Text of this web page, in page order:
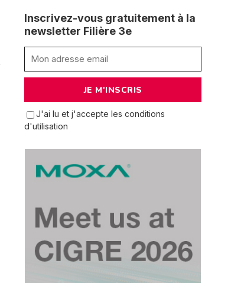
Inscrivez-vous gratuitement à la
newsletter Filière 3e
J'ai lu et j'accepte les conditions
d'utilisation